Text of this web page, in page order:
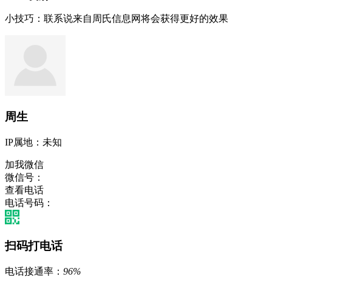
小技巧：联系说来自周氏信息网将会获得更好的效果
周生
IP属地： 未知
加我微信
微信号：
查看电话
电话号码：
扫码打电话
电话接通率： 96%